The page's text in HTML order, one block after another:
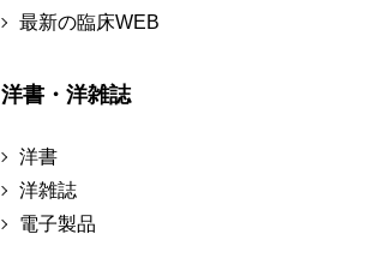
最新の臨床WEB
洋書・洋雑誌
洋書
洋雑誌
電子製品